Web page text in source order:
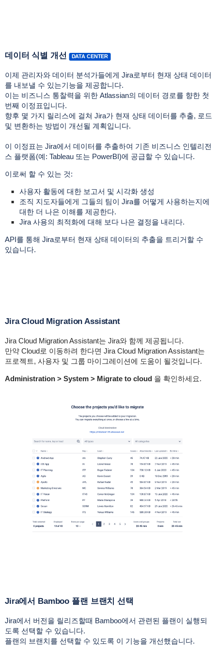
데이터 식별 개선 DATA CENTER
이제 관리자와 데이터 분석가들에게 Jira로부터 현재 상태 데이터
를 내보낼 수 있는기능을 제공합니다.
이는 비즈니스 통찰력을 위한 Atlassian의 데이터 경로를 향한 첫
번째 이정표입니다.
향후 몇 가지 릴리스에 걸쳐 Jira가 현재 상태 데이터를 추출, 로드
및 변환하는 방법이 개선될 계획입니다.
이 이정표는 Jira에서 데이터를 추출하여 기존 비즈니스 인텔리전
스 플랫폼(예: Tableau 또는 PowerBI)에 공급할 수 있습니다.
이로써 할 수 있는 것:
사용자 활동에 대한 보고서 및 시각화 생성
조직 지도자들에게 그들의 팀이 Jira를 어떻게 사용하는지에
대한 더 나은 이해를 제공한다.
Jira 사용의 최적화에 대해 보다 나은 결정을 내리다.
API를 통해 Jira로부터 현재 상태 데이터의 추출을 트리거할 수
있습니다.
Jira Cloud Migration Assistant
Jira Cloud Migration Assistant는 Jira와 함께 제공됩니다.
만약 Cloud로 이동하려 한다면 Jira Cloud Migration Assistant는
프로젝트, 사용자 및 그룹 마이그레이션에 도움이 될것입니다.
Administration > System > Migrate to cloud 을 확인하세요.
Jira에서 Bamboo 플랜 브랜치 선택
Jira에서 버전을 릴리즈할때 Bamboo에서 관련된 플랜이 실행되
도록 선택할 수 있습니다.
플랜의 브랜치를 선택할 수 있도록 이 기능을 개선했습니다.